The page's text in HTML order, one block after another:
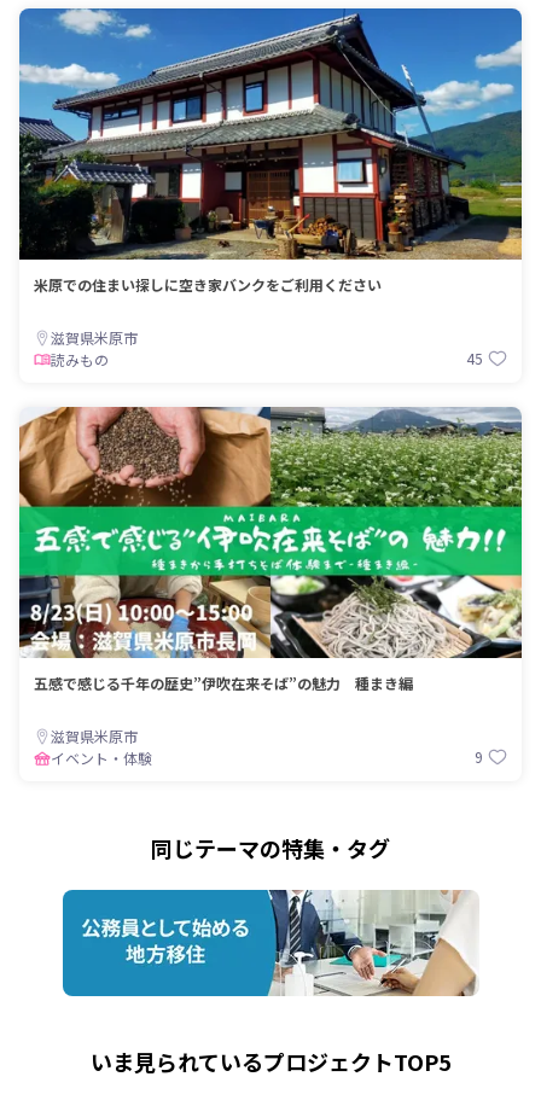
米原での住まい探しに空き家バンクをご利用ください
滋賀県米原市
読みもの
45
五感で感じる千年の歴史”伊吹在来そば”の魅力 種まき編
滋賀県米原市
イベント・体験
9
同じテーマの特集・タグ
いま見られているプロジェクトTOP5